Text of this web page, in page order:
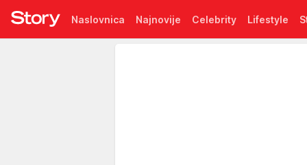
Naslovnica Najnovije Celebrity Lifestyle